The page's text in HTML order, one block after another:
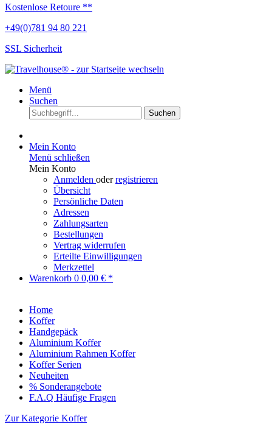
Kostenlose Retoure **
+49(0)781 94 80 221
SSL Sicherheit
Menü
Suchen
Suchen
Mein Konto
Menü schließen
Mein Konto
Anmelden oderregistrieren
Übersicht
Persönliche Daten
Adressen
Zahlungsarten
Bestellungen
Vertrag widerrufen
Erteilte Einwilligungen
Merkzettel
Warenkorb 0 0,00 € *
Home
Koffer
Handgepäck
Aluminium Koffer
Aluminium Rahmen Koffer
Koffer Serien
Neuheiten
% Sonderangebote
F.A.Q Häufige Fragen
Zur Kategorie Koffer